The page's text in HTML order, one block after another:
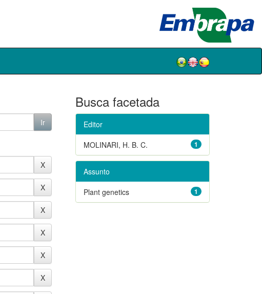
Busca facetada
Editor
1
MOLINARI, H. B. C.
Assunto
1
Plant genetics